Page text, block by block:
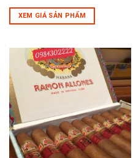
5out of 5
XEM GIÁ SẢN PHẨM